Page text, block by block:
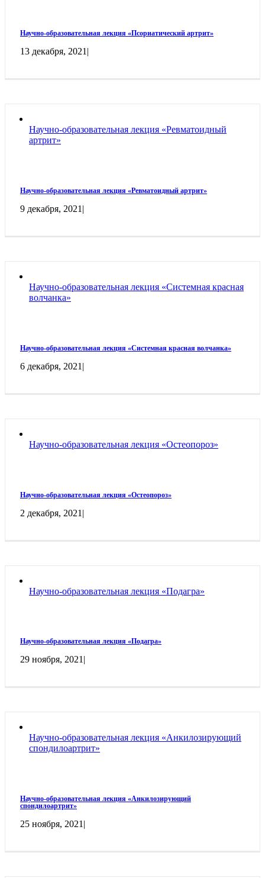
Научно-образовательная лекция «Псориатический артрит»
13 декабря, 2021 |
Научно-образовательная лекция «Ревматоидный
артрит»
Научно-образовательная лекция «Ревматоидный артрит»
9 декабря, 2021 |
Научно-образовательная лекция «Системная красная
волчанка»
Научно-образовательная лекция «Системная красная волчанка»
6 декабря, 2021 |
Научно-образовательная лекция «Остеопороз»
Научно-образовательная лекция «Остеопороз»
2 декабря, 2021 |
Научно-образовательная лекция «Подагра»
Научно-образовательная лекция «Подагра»
29 ноября, 2021 |
Научно-образовательная лекция «Анкилозирующий
спондилоартрит»
Научно-образовательная лекция «Анкилозирующий
спондилоартрит»
25 ноября, 2021 |